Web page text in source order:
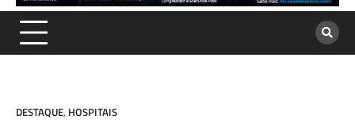
DESTAQUE, HOSPITAIS